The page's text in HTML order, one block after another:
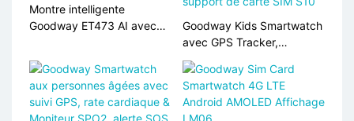
Montre intelligente
Goodway ET473 AI avec
et IA
Goodway Kids Smartwatch
avec GPS Tracker,
moniteur de fréquence
cardiaque, support de
carte SIM S10